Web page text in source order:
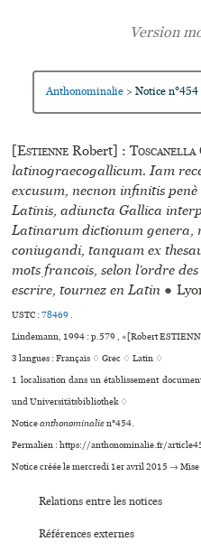
Anthonominalie > Notice n°454
[Estienne Robert] :Toscanella
latinograecogallicum. Iam
excusum, necnon infinitis
Latinis, adiuncta Gallica
Latinarum dictionum genera,
coniugandi, tanquam ex
mots francois, selon l’ordre
escrire, tournez en Latin ●
USTC :78469.
Lindemann, 1994 : p.579 , «[Robert
3 langues :Français ♢Grec ♢Latin ♢
1 localisation dans un établissement
und Universitätsbibliothek ♢
Noticeanthonominalien°454.
Permalien : https://anthonominalie.fr/
Notice créée le mercredi 1er avril 2015 → Mise
Relations entre les notices
Références externes